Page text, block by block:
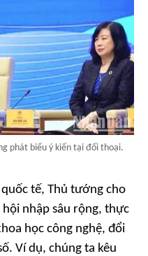
phát biểu ý kiến tại đối thoại.
tế, Thủ tướng cho
nhập sâu rộng, thực
học công nghệ, đổi
Ví dụ, chúng ta kêu